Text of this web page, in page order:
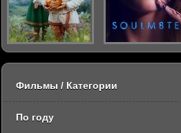
Фильмы / Категории
По году